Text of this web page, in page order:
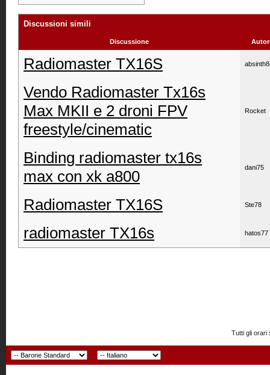
Discussioni simili
Discussione
Radiomaster TX16S
Vendo Radiomaster Tx16s
Max MKII e 2 droni FPV
freestyle/cinematic
Rocket
Binding radiomaster tx16s
max con xk a800
dani75
Radiomaster TX16S Ste78
radiomaster TX16s hatos77
Tutti gli orari